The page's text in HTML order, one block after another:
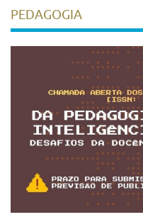
PEDAGOGIA